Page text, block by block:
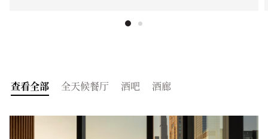
查看全部 全天候餐厅 酒吧 酒廊